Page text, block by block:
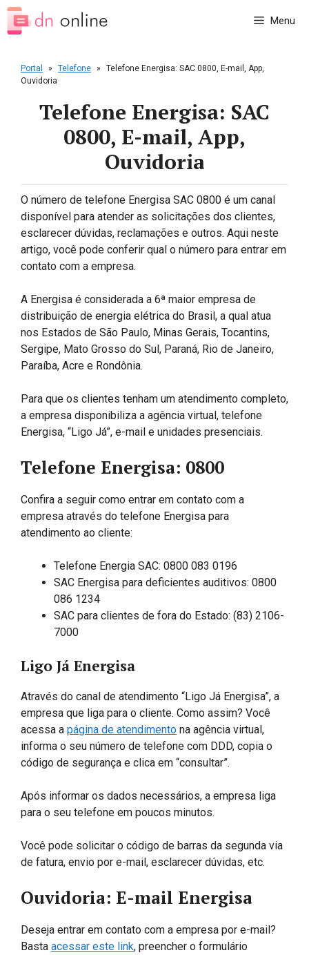
Pular
para
Menu
Portal » Telefone »
Telefone Energisa: SAC 0800, E-mail, App,
Ouvidoria
Telefone Energisa: SAC
0800, E-mail, App,
Ouvidoria
O número de telefone Energisa SAC 0800 é um canal
disponível para atender as solicitações dos clientes,
esclarecer dúvidas, reclamações e outros. Aqui neste
artigo, você pode conferir qual o número para entrar em
contato com a empresa.
A Energisa é considerada a 6ª maior empresa de
distribuição de energia elétrica do Brasil, a qual atua
nos Estados de São Paulo, Minas Gerais, Tocantins,
Sergipe, Mato Grosso do Sul, Paraná, Rio de Janeiro,
Paraíba, Acre e Rondônia.
Para que os clientes tenham um atendimento completo,
a empresa disponibiliza a agência virtual, telefone
Energisa, “Ligo Já”, e-mail e unidades presenciais.
Telefone Energisa: 0800
Confira a seguir como entrar em contato com a
empresa através do telefone Energisa para
atendimento ao cliente:
Telefone Energia SAC: 0800 083 0196
SAC Energisa para deficientes auditivos: 0800
086 1234
SAC para clientes de fora do Estado: (83) 2106-
7000
Ligo Já Energisa
Através do canal de atendimento “Ligo Já Energisa”, a
empresa que liga para o cliente. Como assim? Você
acessa a página de atendimento na agência virtual,
informa o seu número de telefone com DDD, copia o
código de segurança e clica em “consultar”.
Após informar os dados necessários, a empresa liga
para o seu telefone em poucos minutos.
Você pode solicitar o código de barras da segunda via
de fatura, envio por e-mail, esclarecer dúvidas, etc.
Ouvidoria: E-mail Energisa
Deseja entrar em contato com a empresa por e-mail?
Basta acessar este link, preencher o formulário